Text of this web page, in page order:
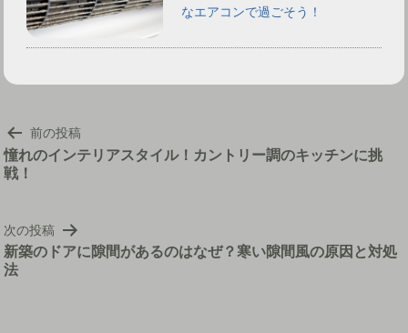
なエアコンで過ごそう！
投
稿
ナ
ー
シ
ョ
前の投稿
憧れのインテリアスタイル！カントリー調のキッチンに挑
戦！
次の投稿
新築のドアに隙間があるのはなぜ？寒い隙間風の原因と対処
法